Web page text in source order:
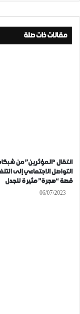
مقالات ذات صلة
انتقال “المؤثرين” من
التواصل الاجتماعي إلى
قصة “هجرة” مثيرة للجدل
06/07/2023